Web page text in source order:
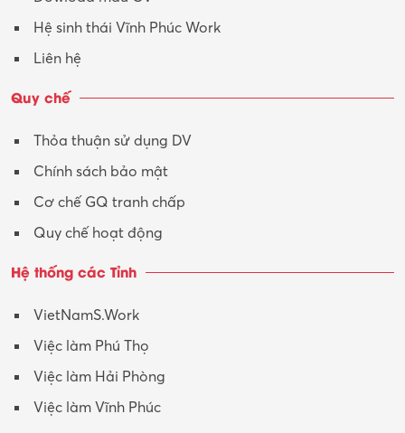
Hệ sinh thái Vĩnh Phúc Work
Liên hệ
Quy chế
Thỏa thuận sử dụng DV
Chính sách bảo mật
Cơ chế GQ tranh chấp
Quy chế hoạt động
Hệ thống các Tỉnh
VietNamS.Work
Việc làm Phú Thọ
Việc làm Hải Phòng
Việc làm Vĩnh Phúc